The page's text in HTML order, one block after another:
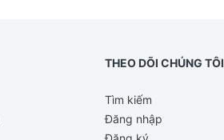
THEO DÕI CHÚNG TÔI
Tìm kiếm
Đăng nhập